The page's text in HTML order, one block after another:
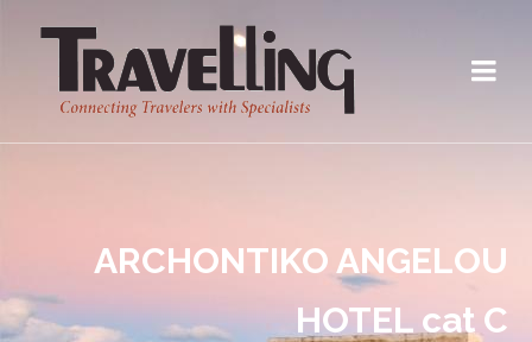
ARCHONTIKO ANGELOU
HOTEL cat C